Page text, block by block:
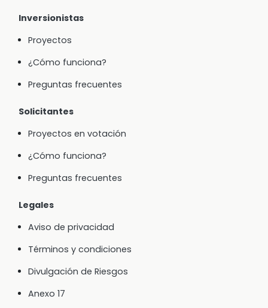
Inversionistas
Proyectos
¿Cómo funciona?
Preguntas frecuentes
Solicitantes
Proyectos en votación
¿Cómo funciona?
Preguntas frecuentes
Legales
Aviso de privacidad
Términos y condiciones
Divulgación de Riesgos
Anexo 17